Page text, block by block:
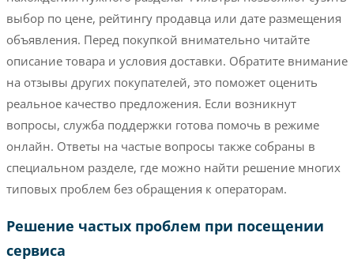
выбор по цене, рейтингу продавца или дате размещения
объявления. Перед покупкой внимательно читайте
описание товара и условия доставки. Обратите внимание
на отзывы других покупателей, это поможет оценить
реальное качество предложения. Если возникнут
вопросы, служба поддержки готова помочь в режиме
онлайн. Ответы на частые вопросы также собраны в
специальном разделе, где можно найти решение многих
типовых проблем без обращения к операторам.
Решение частых проблем при посещении
сервиса